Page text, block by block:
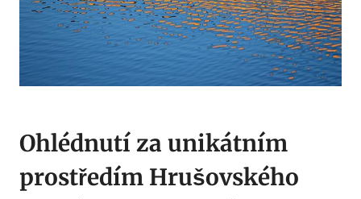
Ohlédnutí za unikátním
prostředím Hrušovského